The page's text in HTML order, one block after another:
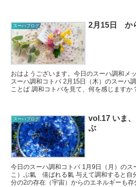
スーハブログ 2月15日 か
おはようございます。今日のスーハ調和メッセ
スーハ調和コトバ 2月15日（木）のスーハ調和コトバ
ことば 調和コトバを見て、何を感じますか？スーハの世界では正解
スーハブログ
vol.17 いま、
ぶ
今日のスーハ調和コトバ 1月9日（月）のスーハ調
こ）ぶ氣 僖ばれる氣 与えて調和すると自分のイノチが完成する。3
分の2の存在（宇宙）からのエネルギーも